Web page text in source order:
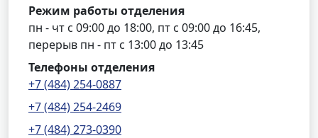
Режим работы отделения
пн - чт с 09:00 до 18:00, пт с 09:00 до 16:45,
перерыв пн - пт с 13:00 до 13:45
Телефоны отделения
+7 (484) 254-0887
+7 (484) 254-2469
+7 (484) 273-0390